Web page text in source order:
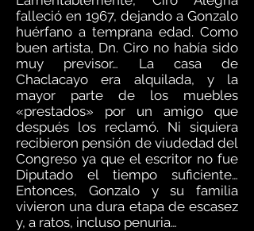
falleció en 1967, dejando a Gonzalo
huérfano a temprana edad. Como
buen artista, Dn. Ciro no había sido
muy previsor… La casa de
Chaclacayo era alquilada, y la
mayor parte de los muebles
«prestados» por un amigo que
después los reclamó. Ni siquiera
recibieron pensión de viudedad del
Congreso ya que el escritor no fue
Diputado el tiempo suficiente…
Entonces, Gonzalo y su familia
vivieron una dura etapa de escasez
y, a ratos, incluso penuria…